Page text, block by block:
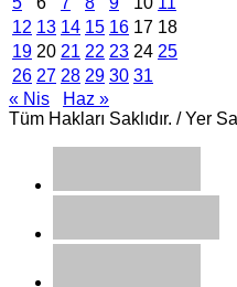
12 13 14 15 16 17 18
19 20 21 22 23 24 25
26 27 28 29 30 31
« Nis
Haz »
Tüm Hakları Saklıdır. / Yer